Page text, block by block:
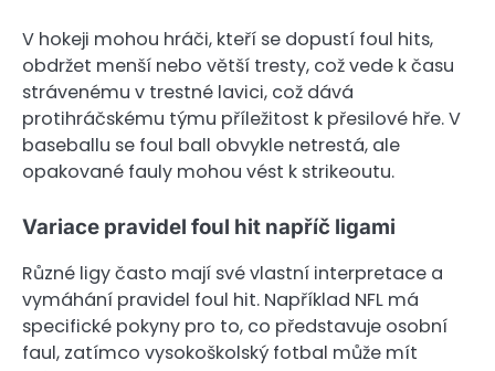
V hokeji mohou hráči, kteří se dopustí foul hits,
obdržet menší nebo větší tresty, což vede k času
strávenému v trestné lavici, což dává
protihráčskému týmu příležitost k přesilové hře. V
baseballu se foul ball obvykle netrestá, ale
opakované fauly mohou vést k strikeoutu.
Variace pravidel foul hit napříč ligami
Různé ligy často mají své vlastní interpretace a
vymáhání pravidel foul hit. Například NFL má
specifické pokyny pro to, co představuje osobní
faul, zatímco vysokoškolský fotbal může mít